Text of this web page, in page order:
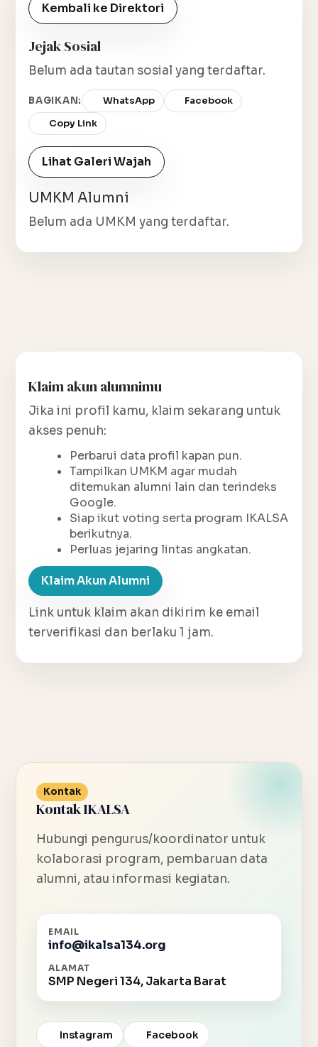
Kembali ke Direktori
Jejak Sosial
Belum ada tautan sosial yang terdaftar.
BAGIKAN: WhatsApp
Facebook
Copy Link
Lihat Galeri Wajah
UMKM Alumni
Belum ada UMKM yang terdaftar.
Klaim akun alumnimu
Jika ini profil kamu, klaim sekarang untuk
akses penuh:
Perbarui data profil kapan pun.
Tampilkan UMKM agar mudah
ditemukan alumni lain dan terindeks
Google.
Siap ikut voting serta program IKALSA
berikutnya.
Perluas jejaring lintas angkatan.
Klaim Akun Alumni
Link untuk klaim akan dikirim ke email
terverifikasi dan berlaku 1 jam.
Kontak
Kontak IKALSA
Hubungi pengurus/koordinator untuk
kolaborasi program, pembaruan data
alumni, atau informasi kegiatan.
EMAIL
info@ikalsa134.org
ALAMAT
SMP Negeri 134, Jakarta Barat
Instagram Facebook